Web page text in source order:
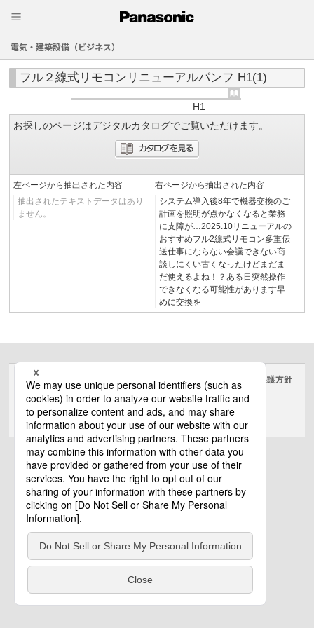
電気・建築設備（ビジネス）
フル２線式リモコンリニューアルパンフ H1(1)
H1
お探しのページはデジタルカタログでご覧いただけます。
左ページから抽出された内容
抽出されたテキストデータはあり
ません。
右ページから抽出された内容
システム導入後8年で機器交換のご
計画を照明が点かなくなると業務
に支障が…2025.10リニューアルの
おすすめフル2線式リモコン多重伝
送仕事にならない会議できない商
談しにくい古くなったけどまだま
だ使えるよね！？ある日突然操作
できなくなる可能性があります早
めに交換を
サイトのご利用にあたって クッキーポリシー 個人情報保護方針
電気・建築設備（ビジネス）
© Panasonic Electric Works Co., Ltd.